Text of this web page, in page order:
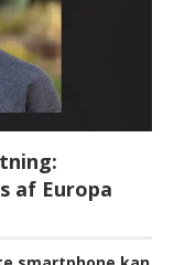
af Europa